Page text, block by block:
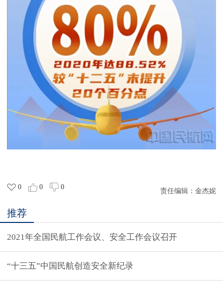
0 0 0
责任编辑： 金杰妮
推荐
2021年全国民航工作会议、安全工作会议召开
“十三五”中国民航创造安全新纪录